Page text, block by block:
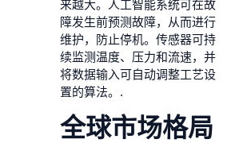
来越大。人工智能系统可在故
障发生前预测故障，从而进行
维护，防止停机。传感器可持
续监测温度、压力和流速，并
将数据输入可自动调整工艺设
置的算法。.
全球市场格局